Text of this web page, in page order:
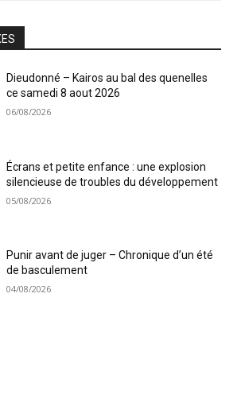
Dieudonné – Kairos au bal des quenelles
ce samedi 8 aout 2026
06/08/2026
Écrans et petite enfance : une explosion
silencieuse de troubles du développement
05/08/2026
Punir avant de juger – Chronique d’un été
de basculement
04/08/2026